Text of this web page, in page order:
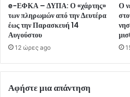
e-ΕΦΚΑ – ΔΥΠΑ: Ο «χάρτης»
των πληρωμών από την Δευτέρα
έως την Παρασκευή 14
Αυγούστου
12 ώρες ago
Ο
Αφήστε μια απάντηση